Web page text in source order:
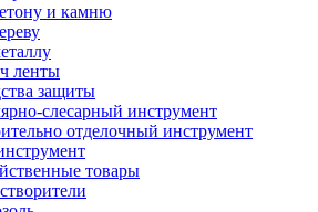
и камню
ленты
защиты
слесарный инструмент
отделочный инструмент
товары